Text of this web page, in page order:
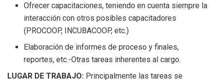
Ofrecer capacitaciones, teniendo en cuenta siempre la
interacción con otros posibles capacitadores
(PROCOOP, INCUBACOOP, etc.)
Elaboración de informes de proceso y finales,
reportes, etc.-Otras tareas inherentes al cargo.
LUGAR DE TRABAJO: Principalmente las tareas se